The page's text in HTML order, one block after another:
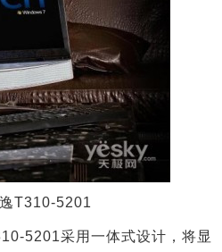
T310-5201
5201采用一体式设计，将显